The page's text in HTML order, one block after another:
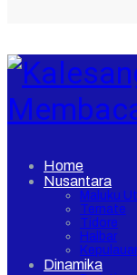
Home
Nusantara
Maluku
Ternate
Tidore
Halbar
Dinamika